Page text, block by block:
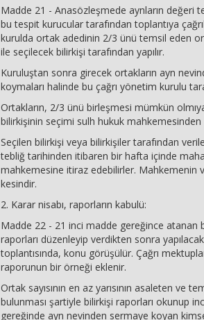
Madde 21 - Anasözleşmede aynların değeri
bu tespit kurucular tarafından toplantıya
kurulda ortak adedinin 2/3 ünü temsil eden
ile seçilecek bilirkişi tarafından yapılır.
Kuruluştan sonra girecek ortakların ayn
koymaları halinde bu çağrı yönetim kurulu
Ortakların, 2/3 ünü birleşmesi mümkün
bilirkişinin seçimi sulh hukuk mahkemesinden
Seçilen bilirkişi veya bilirkişiler tarafından
tebliğ tarihinden itibaren bir hafta içinde
mahkemesine itiraz edebilirler. Mahkemenin
kesindir.
2. Karar nisabı, raporların kabulü:
Madde 22 - 21 inci madde gereğince atanan
raporları düzenleyip verdikten sonra
toplantısında, konu görüşülür. Çağrı
raporunun bir örneği eklenir.
Ortak sayısının en az yarısının asaleten ve
bulunması şartiyle bilirkişi raporları okunup
gereğinde ayn nevinden sermaye koyan